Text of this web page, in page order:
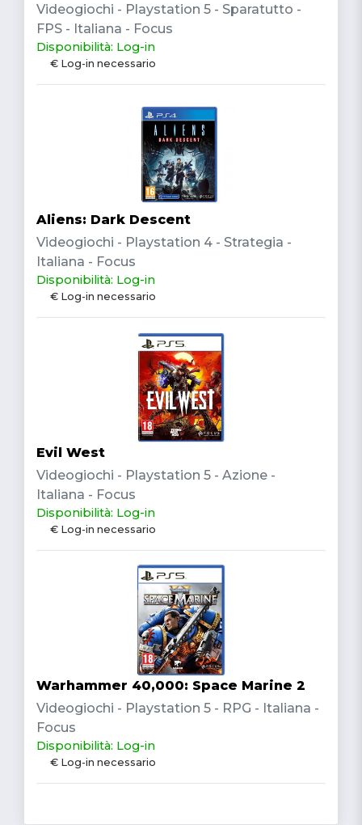
Videogiochi - Playstation 5 - Sparatutto -
FPS - Italiana - Focus
Disponibilità: Log-in
€ Log-in necessario
Aliens: Dark Descent
Videogiochi - Playstation 4 - Strategia -
Italiana - Focus
Disponibilità: Log-in
€ Log-in necessario
Evil West
Videogiochi - Playstation 5 - Azione -
Italiana - Focus
Disponibilità: Log-in
€ Log-in necessario
Warhammer 40,000: Space Marine 2
Videogiochi - Playstation 5 - RPG - Italiana -
Focus
Disponibilità: Log-in
€ Log-in necessario